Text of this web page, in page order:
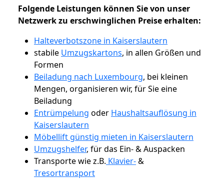
Folgende Leistungen können Sie von unser
Netzwerk zu erschwinglichen Preise erhalten:
Halteverbotszone in Kaiserslautern
stabile Umzugskartons, in allen Größen und
Formen
Beiladung nach Luxembourg, bei kleinen
Mengen, organisieren wir, für Sie eine
Beiladung
Entrümpelung oder Haushaltsauflösung in
Kaiserslautern
Möbellift günstig mieten in Kaiserslautern
Umzugshelfer, für das Ein- & Auspacken
Transporte wie z.B. Klavier-&
Tresortransport